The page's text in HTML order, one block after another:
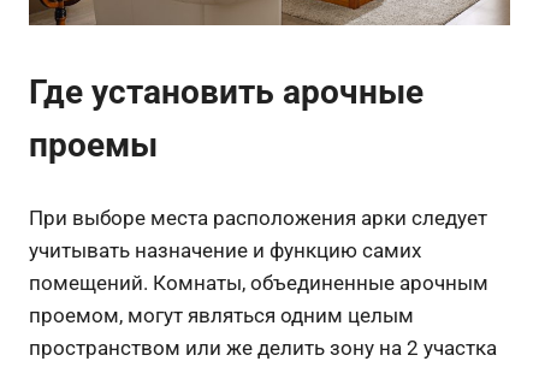
Где установить арочные
проемы
При выборе места расположения арки следует
учитывать назначение и функцию самих
помещений. Комнаты, объединенные арочным
проемом, могут являться одним целым
пространством или же делить зону на 2 участка